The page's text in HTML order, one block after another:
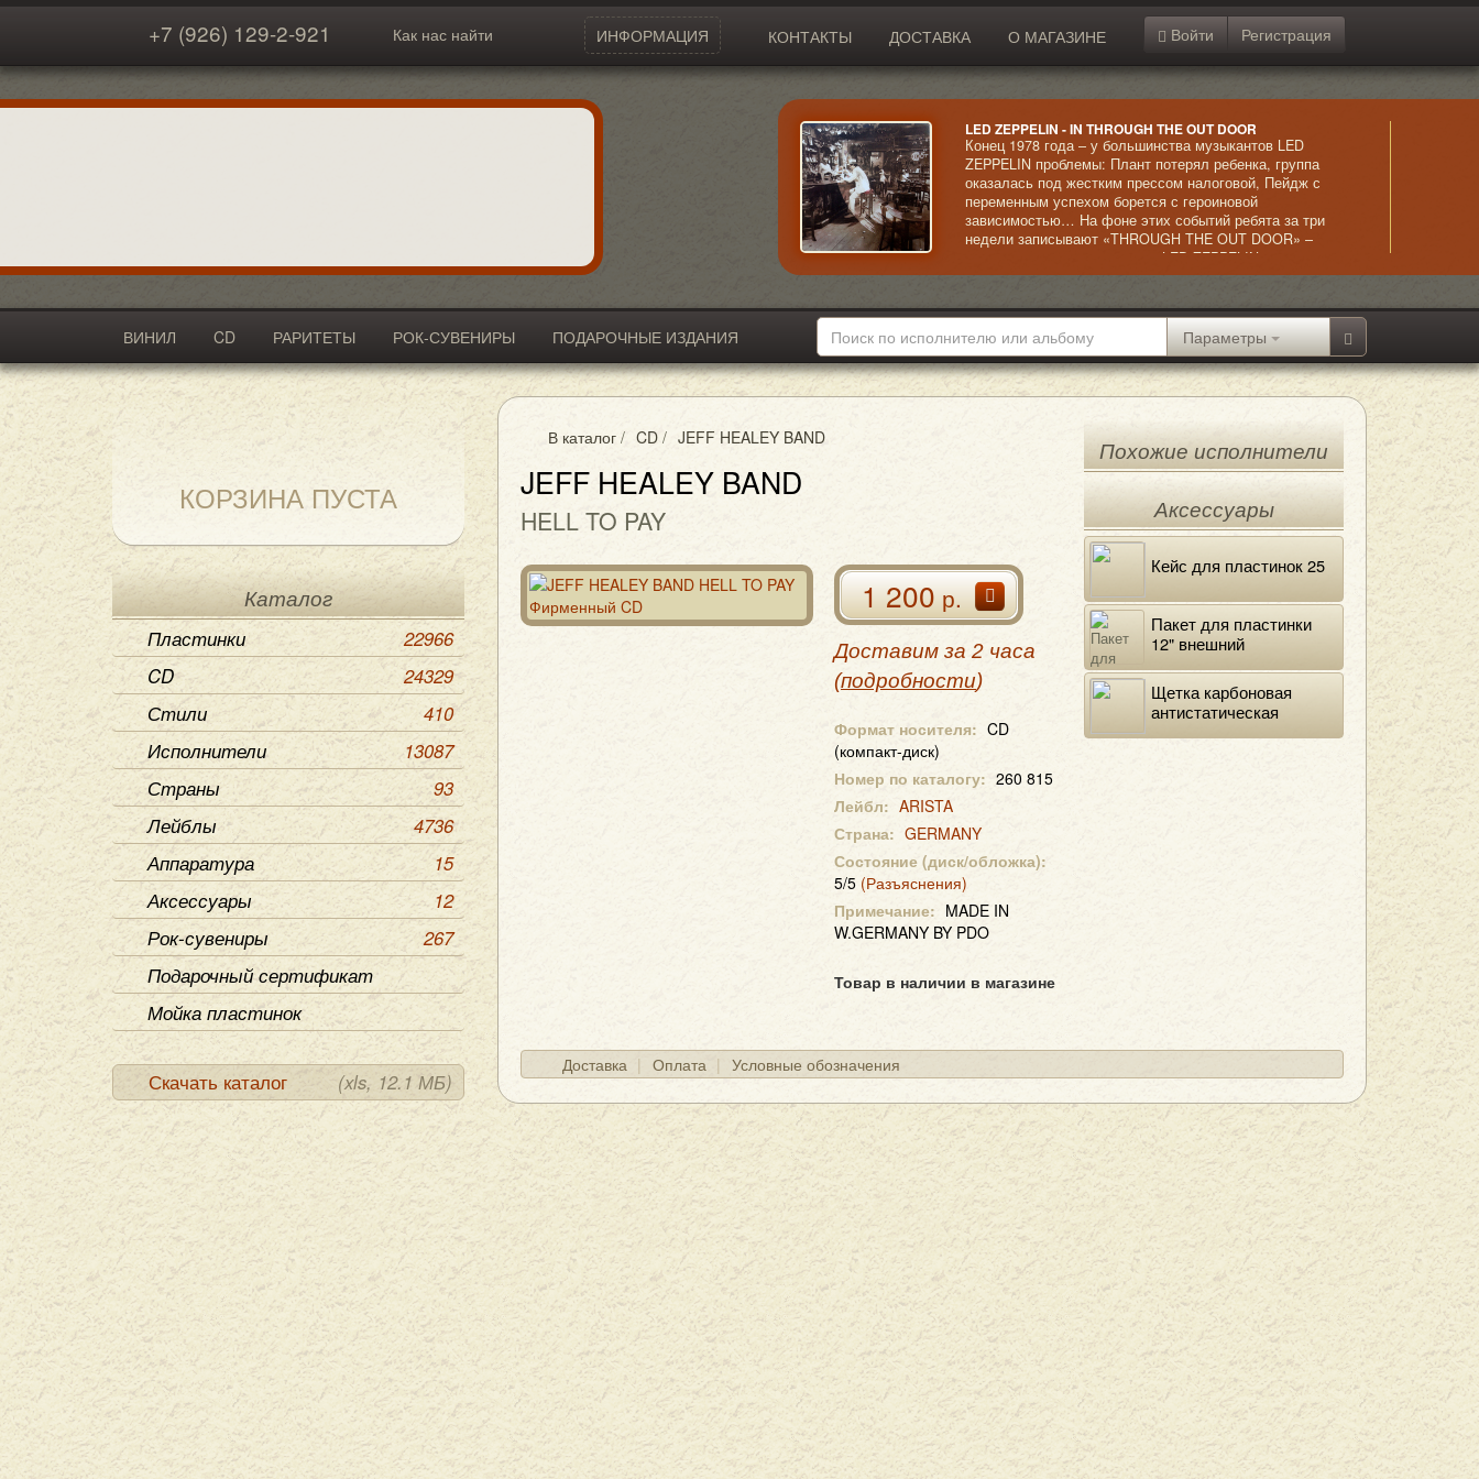
+7 (926) 129-2-921 Как нас найти ИНФОРМАЦИЯ КОНТАКТЫ ДОСТАВКА О МАГАЗИНЕ Войти Регистрация
LED ZEPPELIN - IN THROUGH THE OUT DOOR
Конец 1978 года – у большинства музыкантов LED
ZEPPELIN проблемы: Плант потерял ребенка, группа
оказалась под жестким прессом налоговой, Пейдж с
переменным успехом борется с героиновой
зависимостью… На фоне этих событий ребята за три
недели записывают «THROUGH THE OUT DOOR» –
альбом, благодаря которому LED ZEPPELIN ставит
собственный рекорд , выйдя на первые места в Billboard
запись с Джоном Бонэмом, погибшим в 1980 году.
ВИНИЛ CD РАРИТЕТЫ РОК-СУВЕНИРЫ
ПОДАРОЧНЫЕ ИЗДАНИЯ
АКСЕССУАРЫ
Параметры
КОРЗИНА ПУСТА
Каталог
Пластинки
22966
CD
24329
Стили
410
Исполнители
13087
Страны
93
Лейблы
4736
Аппаратура
15
Аксессуары
12
Рок-сувениры
267
Подарочный сертификат
Мойка пластинок
Скачать каталог (xls, 12.1 МБ)
В каталог / CD / JEFF HEALEY BAND
JEFF HEALEY BAND
HELL TO PAY
1 200р.
Доставим за 2 часа
(подробности)
Формат носителя: CD
(компакт-диск)
Номер по каталогу: 260 815
Лейбл: ARISTA
Страна: GERMANY
Состояние (диск/обложка):
5/5 (Разъяснения)
Примечание: MADE IN
W.GERMANY BY PDO
Товар в наличии в магазине
Похожие исполнители
Аксессуары
Кейс для пластинок 25
Пакет для пластинки
12" внешний
Щетка карбоновая
антистатическая
Доставка Оплата Условные обозначения